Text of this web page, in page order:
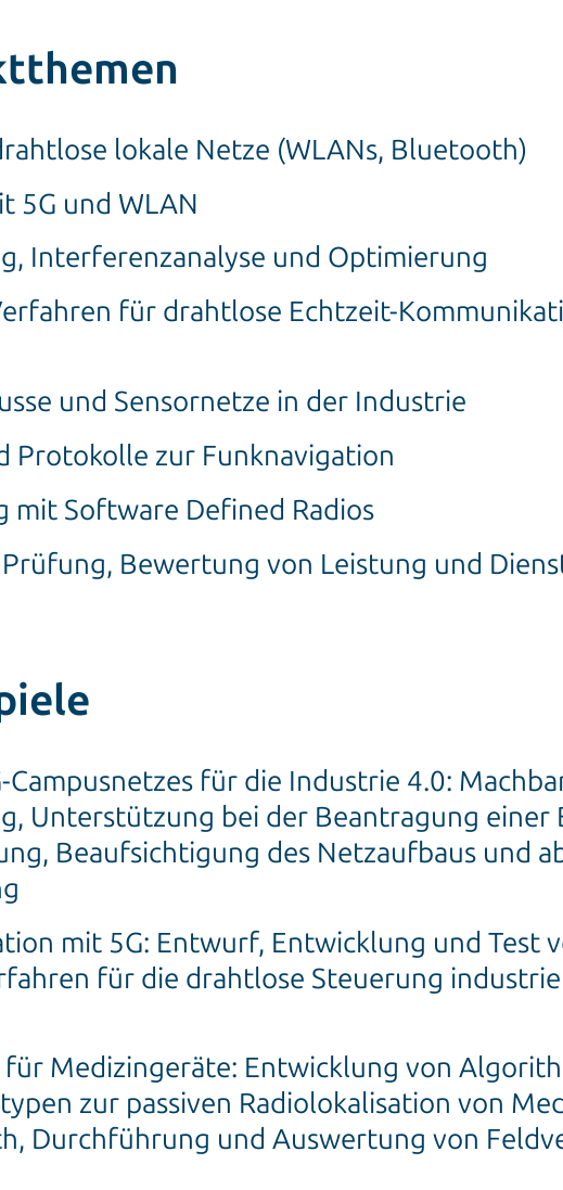
lokale Netze (WLANs, Bluetooth)
5G und WLAN
Interferenzanalyse und Optimierung
für drahtlose Echtzeit-
und Sensornetze in der Industrie
Protokolle zur Funknavigation
mit Software Defined Radios
Bewertung von Leistung und
Campusnetzes für die Industrie 4.0:
Unterstützung bei der Beantragung einer
Beaufsichtigung des Netzaufbaus und
mit 5G: Entwurf, Entwicklung und Test
für die drahtlose Steuerung
für Medizingeräte: Entwicklung von
zur passiven Radiolokalisation von
Durchführung und Auswertung von